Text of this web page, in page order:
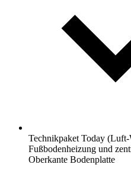
Technikpaket Today
Fußbodenheizung und
Oberkante Bodenplatte